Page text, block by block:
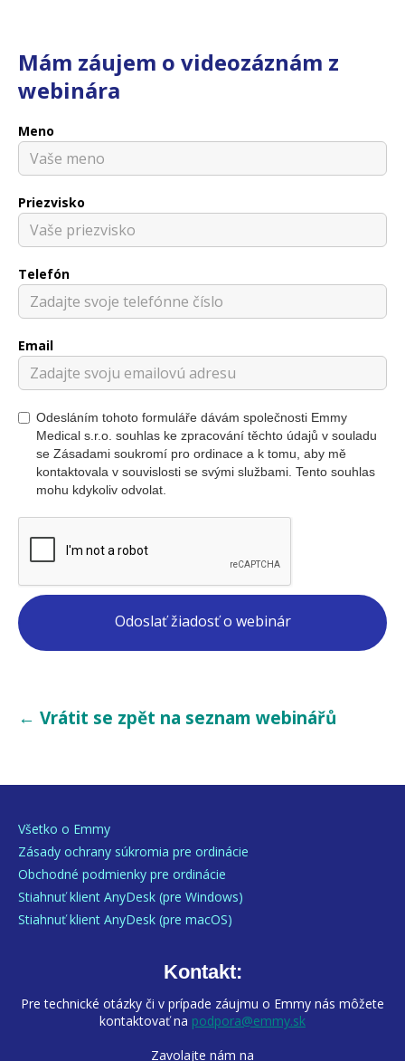
Mám záujem o videozáznám z
webinára
Meno
Priezvisko
Telefón
Email
Odesláním tohoto formuláře dávám společnosti Emmy
Medical s.r.o. souhlas ke zpracování těchto údajů v souladu
se Zásadami soukromí pro ordinace a k tomu, aby mě
kontaktovala v souvislosti se svými službami. Tento souhlas
mohu kdykoliv odvolat.
← Vrátit se zpět na seznam webinářů
Všetko o Emmy
Zásady ochrany súkromia pre ordinácie
Obchodné podmienky pre ordinácie
Stiahnuť klient AnyDesk (pre Windows)
Stiahnuť klient AnyDesk (pre macOS)
Kontakt:
Pre technické otázky či v prípade záujmu o Emmy nás môžete
kontaktovať na podpora@emmy.sk
Zavolajte nám na